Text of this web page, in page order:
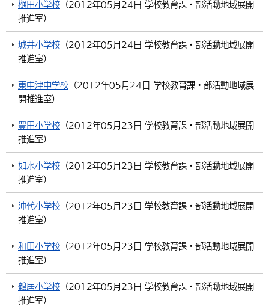
樋田小学校 （2012年05月24日 学校教育課・部活動地域展開
推進室）
城井小学校 （2012年05月24日 学校教育課・部活動地域展開
推進室）
東中津中学校 （2012年05月24日 学校教育課・部活動地域展
開推進室）
豊田小学校 （2012年05月23日 学校教育課・部活動地域展開
推進室）
如水小学校 （2012年05月23日 学校教育課・部活動地域展開
推進室）
沖代小学校 （2012年05月23日 学校教育課・部活動地域展開
推進室）
和田小学校 （2012年05月23日 学校教育課・部活動地域展開
推進室）
鶴居小学校 （2012年05月23日 学校教育課・部活動地域展開
推進室）